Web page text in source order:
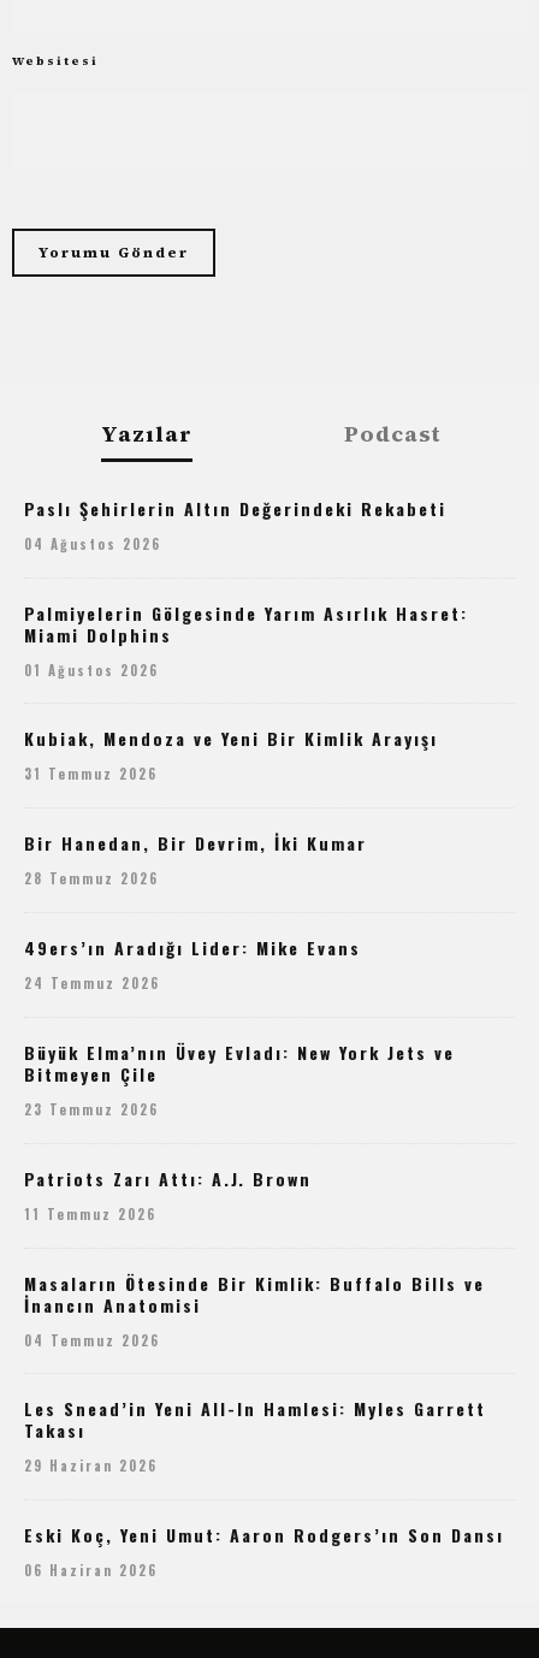
Websitesi
Yazılar Podcast
Paslı Şehirlerin Altın Değerindeki Rekabeti
04 Ağustos 2026
Palmiyelerin Gölgesinde Yarım Asırlık Hasret:
Miami Dolphins
01 Ağustos 2026
Kubiak, Mendoza ve Yeni Bir Kimlik Arayışı
31 Temmuz 2026
Bir Hanedan, Bir Devrim, İki Kumar
28 Temmuz 2026
49ers’ın Aradığı Lider: Mike Evans
24 Temmuz 2026
Büyük Elma’nın Üvey Evladı: New York Jets ve
Bitmeyen Çile
23 Temmuz 2026
Patriots Zarı Attı: A.J. Brown
11 Temmuz 2026
Masaların Ötesinde Bir Kimlik: Buffalo Bills ve
İnancın Anatomisi
04 Temmuz 2026
Les Snead’in Yeni All-In Hamlesi: Myles Garrett
Takası
29 Haziran 2026
Eski Koç, Yeni Umut: Aaron Rodgers’ın Son Dansı
06 Haziran 2026